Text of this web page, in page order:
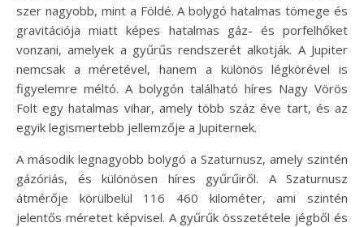
szer nagyobb, mint a Földé. A bolygó hatalmas tömege és
gravitációja miatt képes hatalmas gáz- és porfelhőket
vonzani, amelyek a gyűrűs rendszerét alkotják. A Jupiter
nemcsak a méretével, hanem a különös légkörével is
figyelemre méltó. A bolygón található híres Nagy Vörös
Folt egy hatalmas vihar, amely több száz éve tart, és az
egyik legismertebb jellemzője a Jupiternek.
A második legnagyobb bolygó a Szaturnusz, amely szintén
gázóriás, és különösen híres gyűrűiről. A Szaturnusz
átmérője körülbelül 116 460 kilométer, ami szintén
jelentős méretet képvisel. A gyűrűk összetétele jégből és